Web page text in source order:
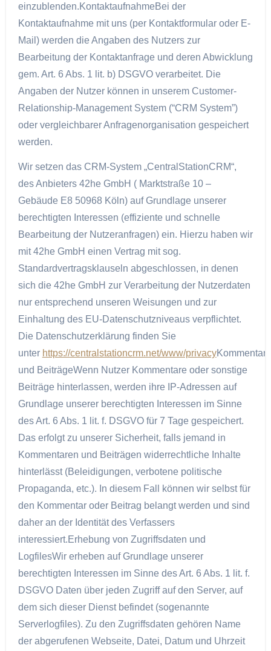
einzublenden.KontaktaufnahmeBei der
Kontaktaufnahme mit uns (per Kontaktformular oder E-
Mail) werden die Angaben des Nutzers zur
Bearbeitung der Kontaktanfrage und deren Abwicklung
gem. Art. 6 Abs. 1 lit. b) DSGVO verarbeitet. Die
Angaben der Nutzer können in unserem Customer-
Relationship-Management System (“CRM System”)
oder vergleichbarer Anfragenorganisation gespeichert
werden.
Wir setzen das CRM-System „CentralStationCRM“,
des Anbieters 42he GmbH ( Marktstraße 10 –
Gebäude E8 50968 Köln) auf Grundlage unserer
berechtigten Interessen (effiziente und schnelle
Bearbeitung der Nutzeranfragen) ein. Hierzu haben wir
mit 42he GmbH einen Vertrag mit sog.
Standardvertragsklauseln abgeschlossen, in denen
sich die 42he GmbH zur Verarbeitung der Nutzerdaten
nur entsprechend unseren Weisungen und zur
Einhaltung des EU-Datenschutzniveaus verpflichtet.
Die Datenschutzerklärung finden Sie
unter https://centralstationcrm.net/www/privacyKommentare
und BeiträgeWenn Nutzer Kommentare oder sonstige
Beiträge hinterlassen, werden ihre IP-Adressen auf
Grundlage unserer berechtigten Interessen im Sinne
des Art. 6 Abs. 1 lit. f. DSGVO für 7 Tage gespeichert.
Das erfolgt zu unserer Sicherheit, falls jemand in
Kommentaren und Beiträgen widerrechtliche Inhalte
hinterlässt (Beleidigungen, verbotene politische
Propaganda, etc.). In diesem Fall können wir selbst für
den Kommentar oder Beitrag belangt werden und sind
daher an der Identität des Verfassers
interessiert.Erhebung von Zugriffsdaten und
LogfilesWir erheben auf Grundlage unserer
berechtigten Interessen im Sinne des Art. 6 Abs. 1 lit. f.
DSGVO Daten über jeden Zugriff auf den Server, auf
dem sich dieser Dienst befindet (sogenannte
Serverlogfiles). Zu den Zugriffsdaten gehören Name
der abgerufenen Webseite, Datei, Datum und Uhrzeit